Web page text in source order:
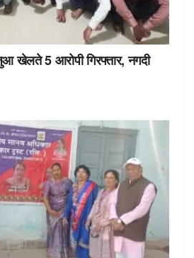
खेलते 5 आरोपी गिरफ्तार, नगदी